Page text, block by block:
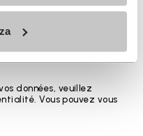
jaccepte le
personnalisées
données, veuillez
Vous pouvez vous